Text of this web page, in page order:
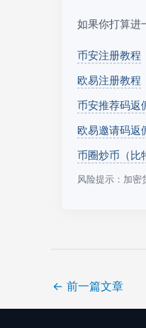
如果你打算进
币安注册教程
欧易注册教程
币安推荐码返
欧易邀请码返
币圈炒币（比
风险提示：加密
← 前一篇文章